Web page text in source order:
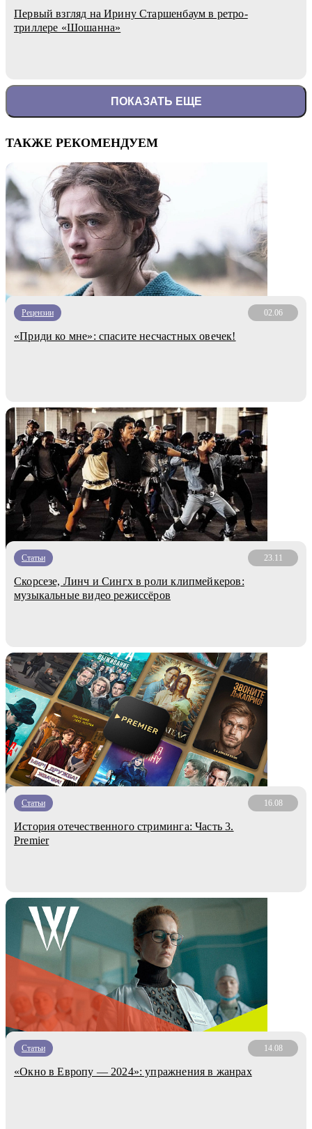
Первый взгляд на Ирину Старшенбаум в ретро-
триллере «Шошанна»
ПОКАЗАТЬ ЕЩЕ
ТАКЖЕ РЕКОМЕНДУЕМ
Рецензии 02.06
«Приди ко мне»: спасите несчастных овечек!
Статьи 23.11
Скорсезе, Линч и Сингх в роли клипмейкеров:
музыкальные видео режиссёров
Статьи 16.08
История отечественного стриминга: Часть 3.
Premier
Статьи 14.08
«Окно в Европу — 2024»: упражнения в жанрах